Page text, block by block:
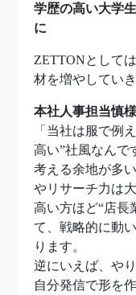
学歴の高い大学
に
ZETTONとして
材を増やしてい
本社人事担当慎様
「当社は服で例
高い”社風なんで
考える余地が多
やリサーチ力は
高い方ほど“店長
て、戦略的に動
ります。
逆にいえば、や
自分発信で形を